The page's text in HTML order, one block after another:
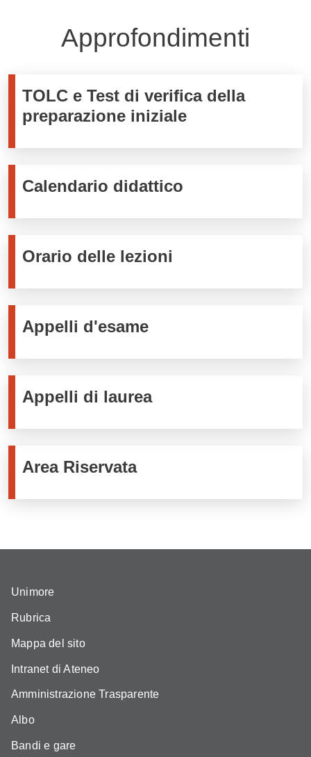
Approfondimenti
TOLC e Test di verifica della
preparazione iniziale
Calendario didattico
Orario delle lezioni
Appelli d'esame
Appelli di laurea
Area Riservata
Unimore
Rubrica
Mappa del sito
Intranet di Ateneo
Amministrazione Trasparente
Albo
Bandi e gare